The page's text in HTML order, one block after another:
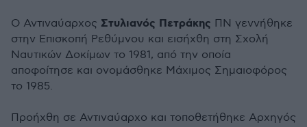
Ο Αντιναύαρχος Στυλιανός Πετράκης ΠΝ γεννήθηκε
στην Επισκοπή Ρεθύμνου και εισήχθη στη Σχολή
Ναυτικών Δοκίμων το 1981, από την οποία
αποφοίτησε και ονομάσθηκε Μάχιμος Σημαιοφόρος
το 1985.
Προήχθη σε Αντιναύαρχο και τοποθετήθηκε Αρχηγός